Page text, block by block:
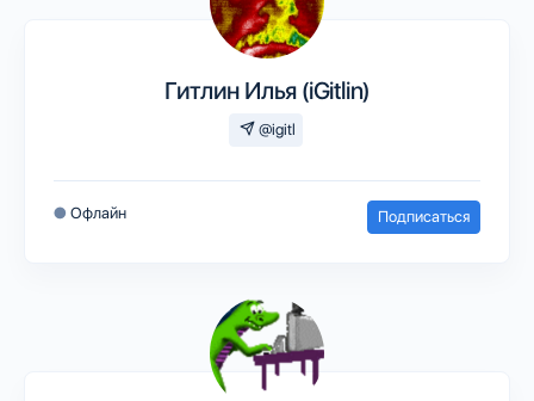
Гитлин Илья (iGitlin)
@igitl
● Офлайн Подписаться